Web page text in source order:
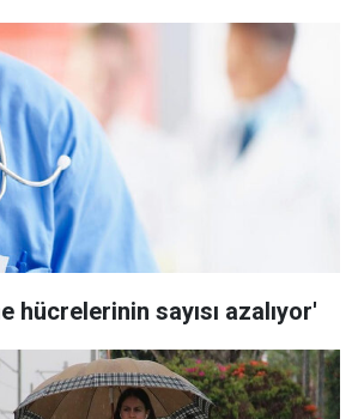
hücrelerinin sayısı azalıyor'